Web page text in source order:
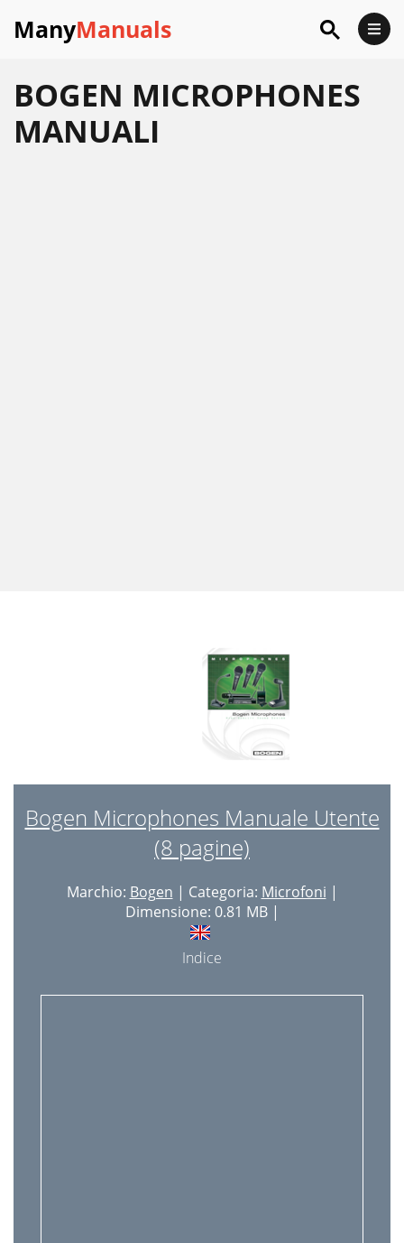
ManyManuals
BOGEN MICROPHONES
MANUALI
Bogen Microphones Manuale Utente
(8 pagine)
Marchio: Bogen | Categoria: Microfoni |
Dimensione: 0.81 MB |
Indice